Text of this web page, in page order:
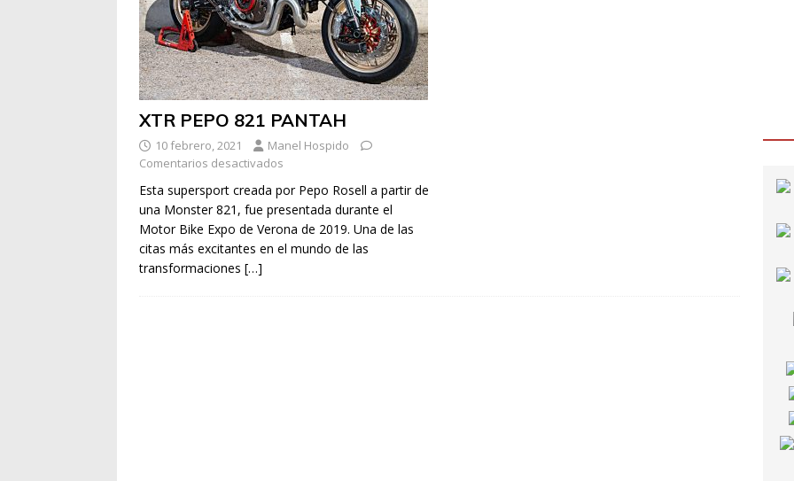
XTR PEPO 821 PANTAH
10 febrero, 2021
Manel Hospido
Comentarios desactivados
Esta supersport creada por Pepo Rosell a partir de
una Monster 821, fue presentada durante el
Motor Bike Expo de Verona de 2019. Una de las
citas más excitantes en el mundo de las
transformaciones […]